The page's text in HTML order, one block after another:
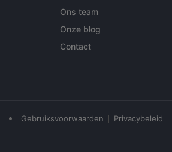
Ons team
Onze blog
Contact
• Gebruiksvoorwaarden Privacybeleid